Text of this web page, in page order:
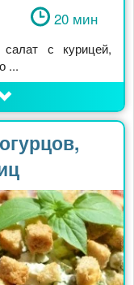
20 мин
с курицей,
...